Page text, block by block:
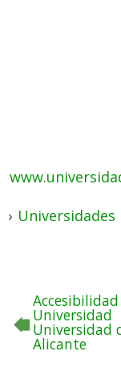
› Universidades
Accesibilidad
Universidad
Universidad
Alicante